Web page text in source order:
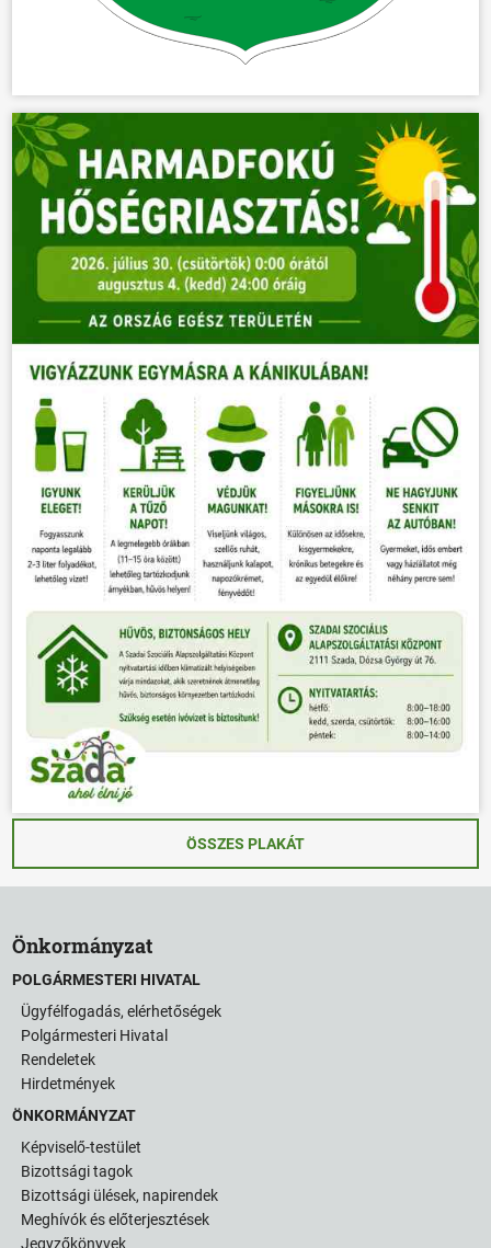
ÖSSZES PLAKÁT
Önkormányzat
POLGÁRMESTERI HIVATAL
Ügyfélfogadás, elérhetőségek
Polgármesteri Hivatal
Rendeletek
Hirdetmények
ÖNKORMÁNYZAT
Képviselő-testület
Bizottsági tagok
Bizottsági ülések, napirendek
Meghívók és előterjesztések
Jegyzőkönyvek